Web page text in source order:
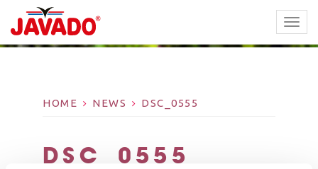
HOME NEWS DSC_0555
DSC_0555